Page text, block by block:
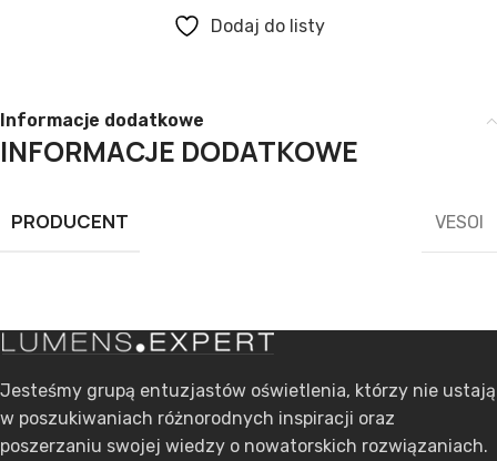
Dodaj do listy
Informacje dodatkowe
INFORMACJE DODATKOWE
PRODUCENT VESOI
Jesteśmy grupą entuzjastów oświetlenia, którzy nie ustają
w poszukiwaniach różnorodnych inspiracji oraz
poszerzaniu swojej wiedzy o nowatorskich rozwiązaniach.